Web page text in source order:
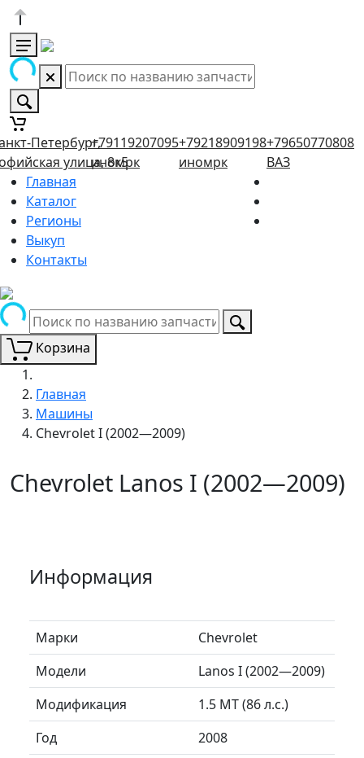
Петербург,
улица, 8к5
+79119207095
иномрк
+79218909198
иномрк
+79650770808
ВАЗ
Главная
Каталог
Регионы
Выкуп
Контакты
Корзина
Главная
Машины
Chevrolet I (2002—2009)
Chevrolet Lanos I (2002—2009)
Информация
Марки
Chevrolet
Модели
Lanos I (2002—2009)
Модификация
1.5 MT (86 л.с.)
Год
2008